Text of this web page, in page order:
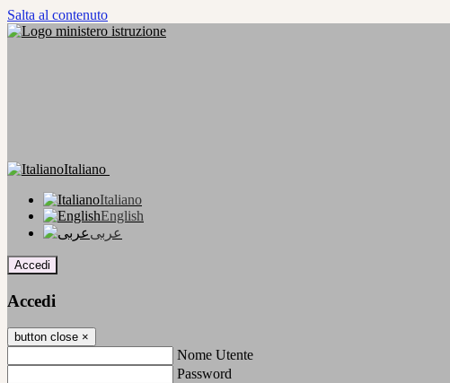
Salta al contenuto
Italiano
Italiano
English
عربى
Accedi
Accedi
button close ×
Nome Utente
Password